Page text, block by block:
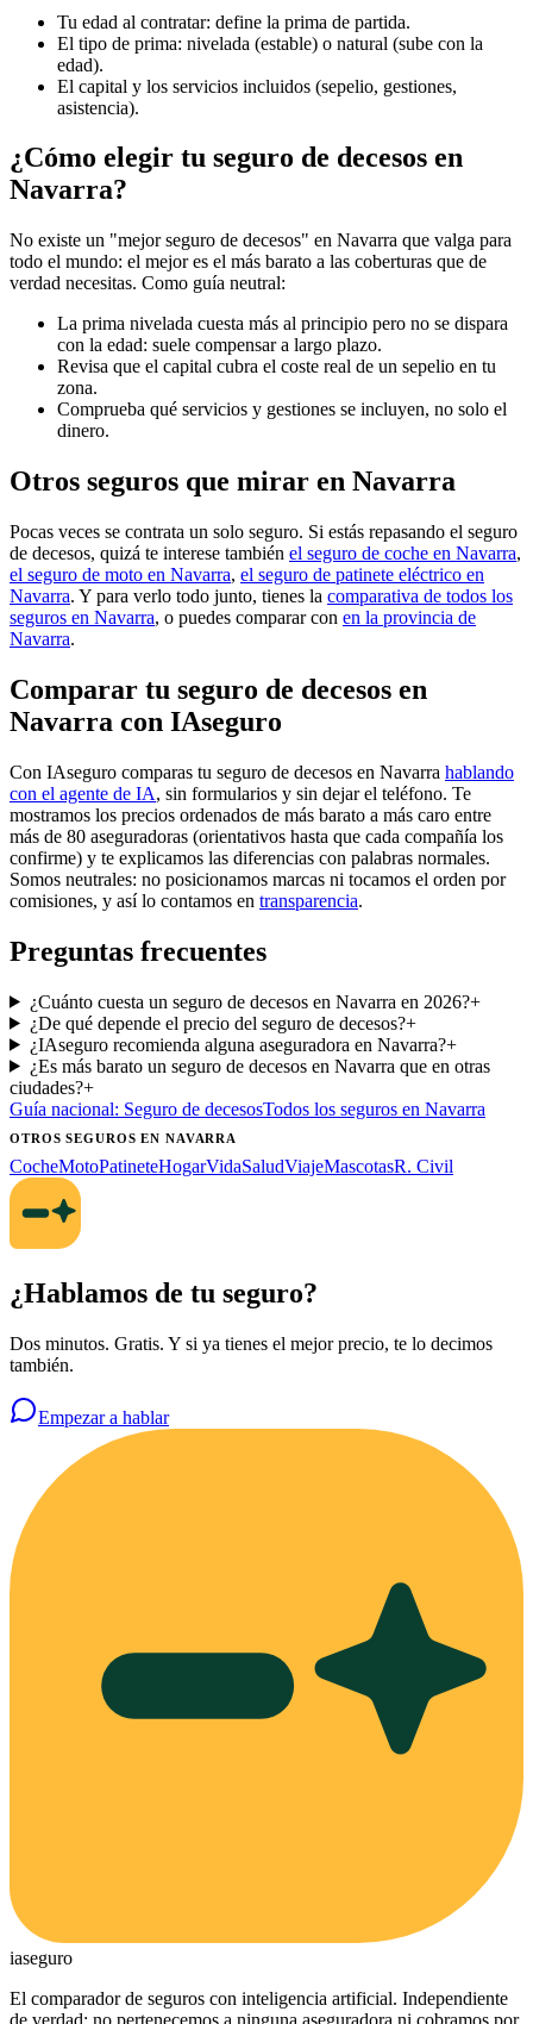
Tu edad al contratar: define la prima de partida.
El tipo de prima: nivelada (estable) o natural (sube con la
edad).
El capital y los servicios incluidos (sepelio, gestiones,
asistencia).
¿Cómo elegir tu seguro de decesos en
Navarra?
No existe un "mejor seguro de decesos" en Navarra que valga para
todo el mundo: el mejor es el más barato a las coberturas que de
verdad necesitas. Como guía neutral:
La prima nivelada cuesta más al principio pero no se dispara
con la edad: suele compensar a largo plazo.
Revisa que el capital cubra el coste real de un sepelio en tu
zona.
Comprueba qué servicios y gestiones se incluyen, no solo el
dinero.
Otros seguros que mirar en Navarra
Pocas veces se contrata un solo seguro. Si estás repasando el seguro
de decesos, quizá te interese también el seguro de coche en Navarra,
el seguro de moto en Navarra, el seguro de patinete eléctrico en
Navarra. Y para verlo todo junto, tienes la comparativa de todos los
seguros en Navarra, o puedes comparar con en la provincia de
Navarra.
Comparar tu seguro de decesos en
Navarra con IAseguro
Con IAseguro comparas tu seguro de decesos en Navarra hablando
con el agente de IA, sin formularios y sin dejar el teléfono. Te
mostramos los precios ordenados de más barato a más caro entre
más de 80 aseguradoras (orientativos hasta que cada compañía los
confirme) y te explicamos las diferencias con palabras normales.
Somos neutrales: no posicionamos marcas ni tocamos el orden por
comisiones, y así lo contamos en transparencia.
Preguntas frecuentes
¿Cuánto cuesta un seguro de decesos en Navarra en 2026?+
¿De qué depende el precio del seguro de decesos?+
¿IAseguro recomienda alguna aseguradora en Navarra?+
¿Es más barato un seguro de decesos en Navarra que en otras
ciudades?+
Guía nacional: Seguro de decesosTodos los seguros en Navarra
OTROS SEGUROSEN NAVARRA
CocheMotoPatineteHogarVidaSaludViajeMascotasR. Civil
¿Hablamos de tu seguro?
Dos minutos. Gratis. Y si ya tienes el mejor precio, te lo decimos
también.
Empezar a hablar
iaseguro
El comparador de seguros con inteligencia artificial. Independiente
de verdad: no pertenecemos a ninguna aseguradora ni cobramos por